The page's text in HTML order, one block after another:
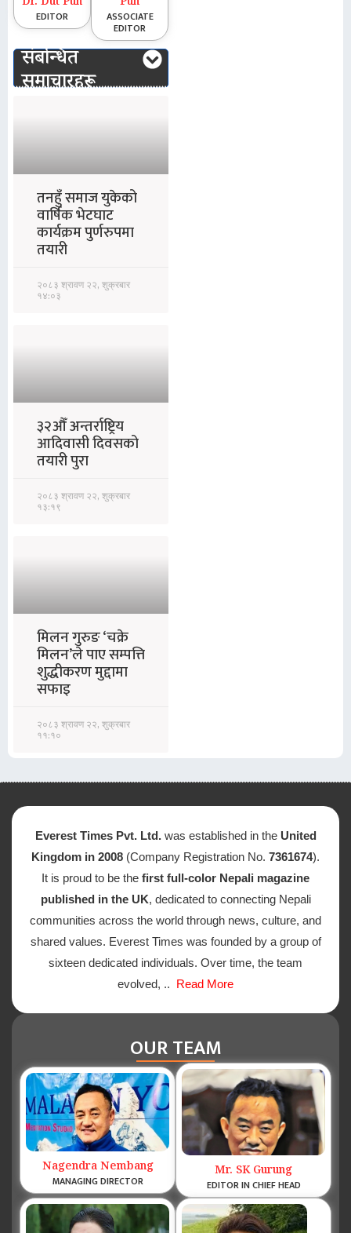
EDITOR ASSOCIATE
EDITOR
संबन्धित
समाचारहरू
तनहुँ समाज युकेको
वार्षिक भेटघाट
कार्यक्रम पुर्णरुपमा
तयारी
२०८३ श्रावण २२, शुक्रबार
१४:०३
३२औँ अन्तर्राष्ट्रिय
आदिवासी दिवसको
तयारी पुरा
२०८३ श्रावण २२, शुक्रबार
१३:१९
मिलन गुरुङ ‘चक्रे
मिलन’ले पाए सम्पत्ति
शुद्धीकरण मुद्दामा
सफाइ
२०८३ श्रावण २२, शुक्रबार
११:१०
Everest Times Pvt. Ltd. was established in the United
Kingdom in 2008 (Company Registration No. 7361674).
It is proud to be the first full-color Nepali magazine
published in the UK, dedicated to connecting Nepali
communities across the world through news, culture, and
shared values. Everest Times was founded by a group of
sixteen dedicated individuals. Over time, the team
evolved, .. Read More
OUR TEAM
Nagendra Nembang
MANAGING DIRECTOR
Mr. SK Gurung
EDITOR IN CHIEF HEAD